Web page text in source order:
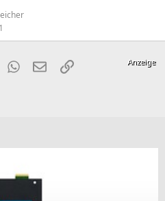
WhatsApp
E-MailLink